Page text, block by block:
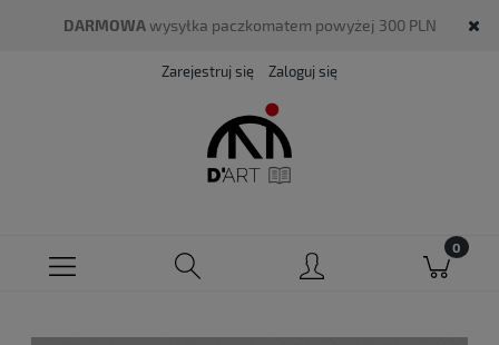
DARMOWAwysyłka paczkomatem powyżej 300 PLN
Zarejestruj się Zaloguj się